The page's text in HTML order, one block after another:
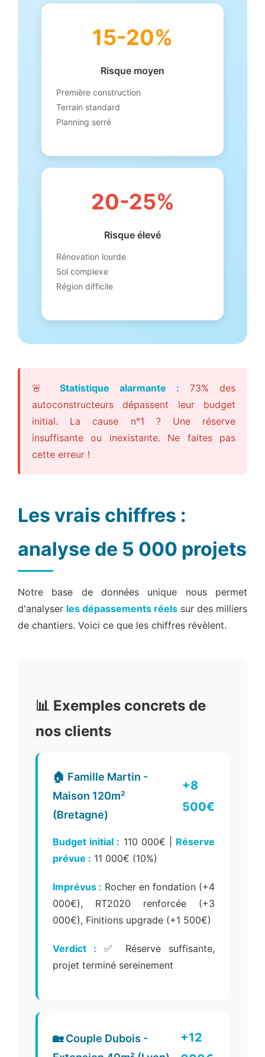
15-20%
Risque moyen
Première construction
Terrain standard
Planning serré
20-25%
Risque élevé
Rénovation lourde
Sol complexe
Région difficile
🚨 Statistique alarmante : 73% des
autoconstructeurs dépassent leur budget
initial. La cause n°1 ? Une réserve
insuffisante ou inexistante. Ne faites pas
cette erreur !
Les vrais chiffres :
analyse de 5 000 projets
Notre base de données unique nous permet
d'analyser les dépassements réels sur des milliers
de chantiers. Voici ce que les chiffres révèlent.
📊 Exemples concrets de
nos clients
🏠 Famille Martin -
Maison 120m²
(Bretagne)
+8
500€
Budget initial : 110 000€ | Réserve
prévue : 11 000€ (10%)
Imprévus : Rocher en fondation (+4
000€), RT2020 renforcée (+3
000€), Finitions upgrade (+1 500€)
Verdict : ✅ Réserve suffisante,
projet terminé sereinement
🏡 Couple Dubois -
+12